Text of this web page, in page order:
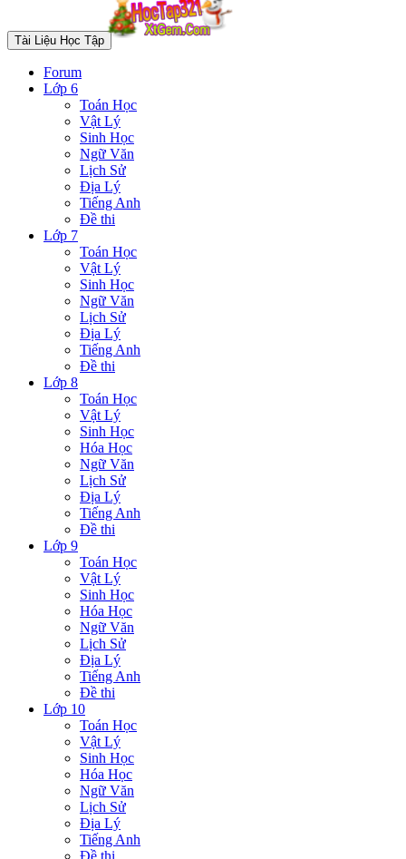
Tài Liệu Học Tập
Forum
Lớp 6
Toán Học
Vật Lý
Sinh Học
Ngữ Văn
Lịch Sử
Địa Lý
Tiếng Anh
Đề thi
Lớp 7
Toán Học
Vật Lý
Sinh Học
Ngữ Văn
Lịch Sử
Địa Lý
Tiếng Anh
Đề thi
Lớp 8
Toán Học
Vật Lý
Sinh Học
Hóa Học
Ngữ Văn
Lịch Sử
Địa Lý
Tiếng Anh
Đề thi
Lớp 9
Toán Học
Vật Lý
Sinh Học
Hóa Học
Ngữ Văn
Lịch Sử
Địa Lý
Tiếng Anh
Đề thi
Lớp 10
Toán Học
Vật Lý
Sinh Học
Hóa Học
Ngữ Văn
Lịch Sử
Địa Lý
Tiếng Anh
Đề thi